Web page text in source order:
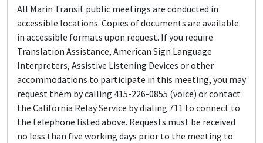
All Marin Transit public meetings are conducted in
accessible locations. Copies of documents are available
in accessible formats upon request. If you require
Translation Assistance, American Sign Language
Interpreters, Assistive Listening Devices or other
accommodations to participate in this meeting, you may
request them by calling 415-226-0855 (voice) or contact
the California Relay Service by dialing 711 to connect to
the telephone listed above. Requests must be received
no less than five working days prior to the meeting to